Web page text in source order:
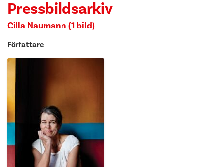
Pressbildsarkiv
Cilla Naumann (1 bild)
Författare